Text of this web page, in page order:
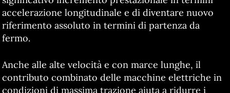
accelerazione longitudinale e di diventare nuovo
riferimento assoluto in termini di partenza da
fermo.
Anche alle alte velocità e con marce lunghe, il
contributo combinato delle macchine elettriche in
condizioni di massima trazione aiuta a ridurre i